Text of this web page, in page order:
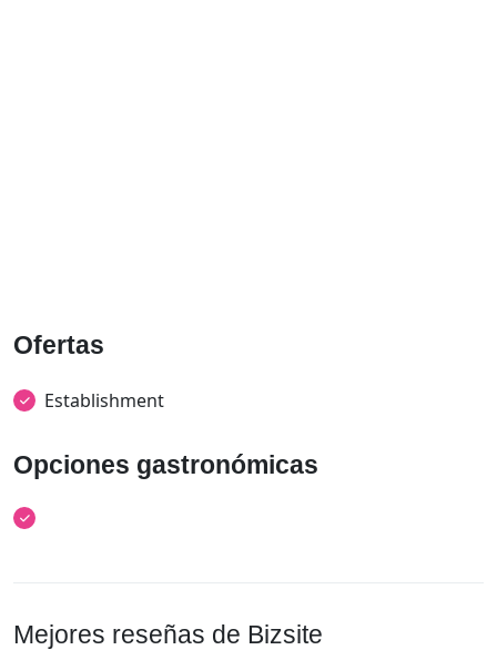
Ofertas
Establishment
Opciones gastronómicas
Mejores reseñas de Bizsite